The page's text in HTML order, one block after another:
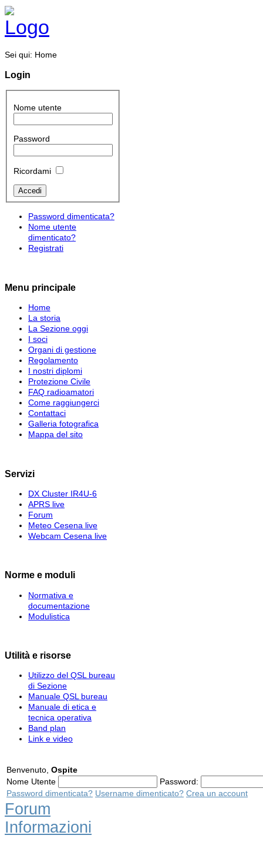
Sei qui: Home
Login
Nome utente
Password
Ricordami
Password dimenticata?
Nome utente
dimenticato?
Registrati
Menu principale
Home
La storia
La Sezione oggi
I soci
Organi di gestione
Regolamento
I nostri diplomi
Protezione Civile
FAQ radioamatori
Come raggiungerci
Contattaci
Galleria fotografica
Mappa del sito
Servizi
DX Cluster IR4U-6
APRS live
Forum
Meteo Cesena live
Webcam Cesena live
Norme e moduli
Normativa e
documentazione
Modulistica
Utilità e risorse
Utilizzo del QSL bureau
di Sezione
Manuale QSL bureau
Manuale di etica e
tecnica operativa
Band plan
Link e video
Benvenuto, Ospite
Nome Utente
Password:
Password dimenticata? Username dimenticato? Crea un account
Forum
Informazioni